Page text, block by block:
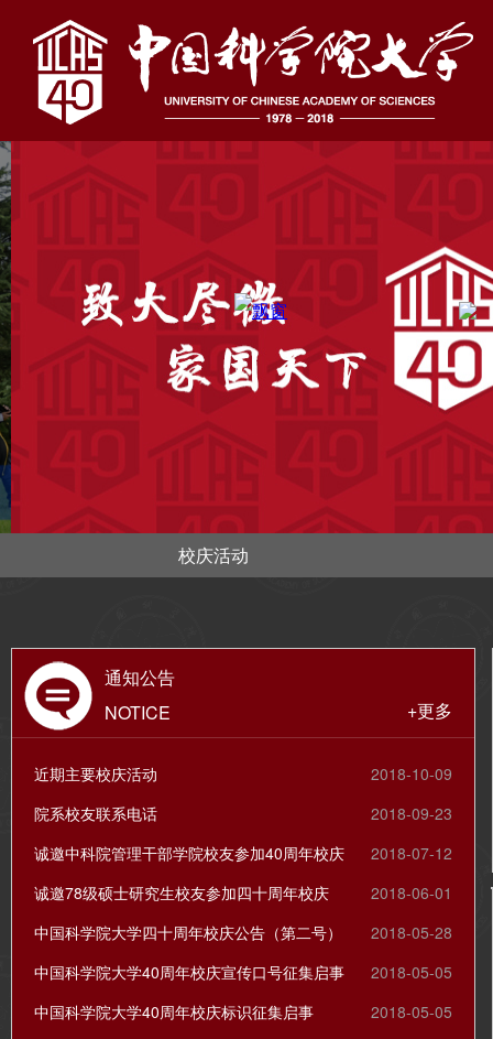
校庆活动
通知公告
NOTICE
+更多
2018-10-09
近期主要校庆活动
2018-09-23
院系校友联系电话
2018-07-12
诚邀中科院管理干部学院校友参加40周年校庆
2018-06-01
诚邀78级硕士研究生校友参加四十周年校庆
2018-05-28
中国科学院大学四十周年校庆公告（第二号）
2018-05-05
中国科学院大学40周年校庆宣传口号征集启事
2018-05-05
中国科学院大学40周年校庆标识征集启事